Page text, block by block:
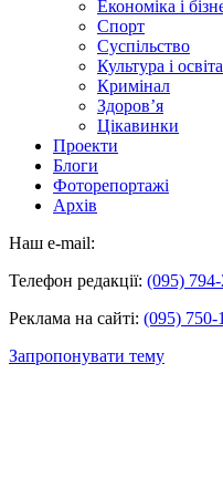
Економіка і
Спорт
Суспільство
Культура і освіта
Кримінал
Здоров’я
Цікавинки
Проекти
Блоги
Фоторепортажі
Архів
Наш e-mail:
Телефон редакції: (095)
Реклама на сайті: (095) 750-
Запропонувати тему